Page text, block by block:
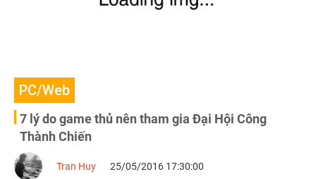
PC/Web
7 lý do game thủ nên tham gia Đại Hội Công
Thành Chiến
Tran Huy 25/05/2016 17:30:00